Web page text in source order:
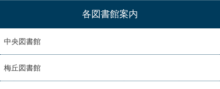
各図書館案内
中央図書館
梅丘図書館